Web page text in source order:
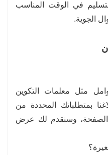
في الوقت المناسب
الجوية.
مثل معلمات التكوين
بمتطلباتك المحددة من
الصفحة، وسنقدم لك عرض